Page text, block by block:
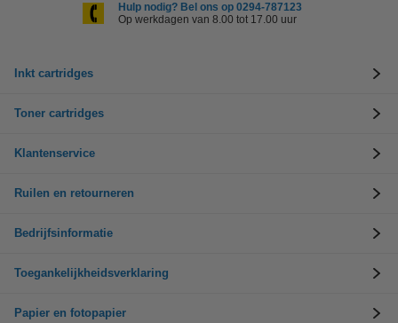
Hulp nodig? Bel ons op 0294-787123
Op werkdagen van 8.00 tot 17.00 uur
Inkt cartridges
Toner cartridges
Klantenservice
Ruilen en retourneren
Bedrijfsinformatie
Toegankelijkheidsverklaring
Papier en fotopapier